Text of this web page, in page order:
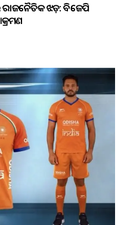
ରାଜନୈତିକ ଝଡ଼: ବିଜେପି